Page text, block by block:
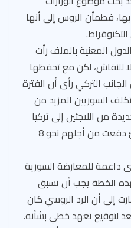
فطمأن الروس إلى أنها
المعنية بالملف رأت
للنقاش، لكن مع تحفظها
التركي رأى أن الفترة
السوريين المزيد من
من اللاجئين إلى تركيا
المثقلة بأكثر من مليوني لاجئ دفعت من أجلهم نحو 8
داعمة للمعارضة السورية
الخطة يجب أن تسبق
إلى أن الرد الروسي كان
لتوقيع تعهد خطي بشأنه.